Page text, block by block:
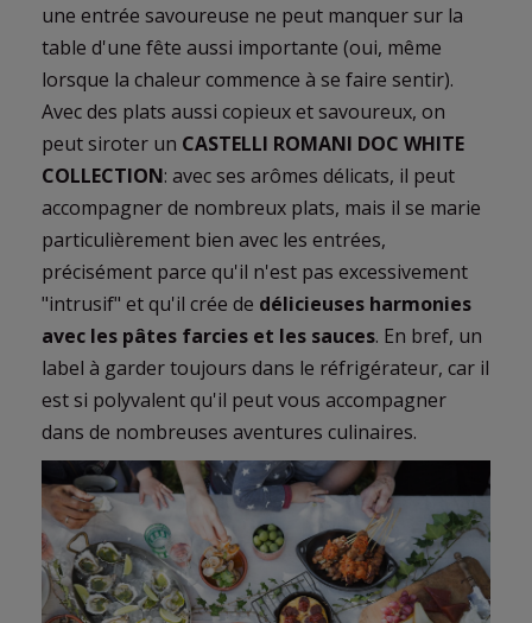
une entrée savoureuse ne peut manquer sur la
table d'une fête aussi importante (oui, même
lorsque la chaleur commence à se faire sentir).
Avec des plats aussi copieux et savoureux, on
peut siroter un CASTELLI ROMANI DOC WHITE
COLLECTION: avec ses arômes délicats, il peut
accompagner de nombreux plats, mais il se marie
particulièrement bien avec les entrées,
précisément parce qu'il n'est pas excessivement
"intrusif" et qu'il crée de délicieuses harmonies
avec les pâtes farcies et les sauces. En bref, un
label à garder toujours dans le réfrigérateur, car il
est si polyvalent qu'il peut vous accompagner
dans de nombreuses aventures culinaires.